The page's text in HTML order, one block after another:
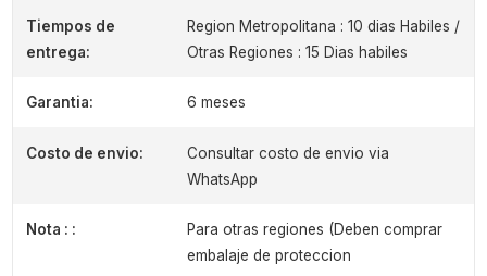
Tiempos de
entrega:
Region Metropolitana : 10 dias Habiles /
Otras Regiones : 15 Dias habiles
Garantia: 6 meses
Costo de envio:
Consultar costo de envio via
WhatsApp
Nota : :
Para otras regiones (Deben comprar
embalaje de proteccion